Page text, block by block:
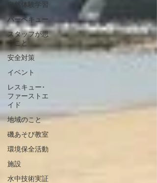
自然体験学習
バーベキュー
スタッフが思
うこと
安全対策
イベント
レスキュー･
ファーストエ
イド
地域のこと
磯あそび教室
環境保全活動
施設
水中技術実証